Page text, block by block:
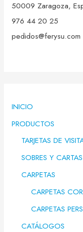
50009 Zaragoza,
976 44 20 25
pedidos@ferysu.com
INICIO
PRODUCTOS
TARJETAS DE
SOBRES Y CARTAS
CARPETAS
CARPETAS
CARPETAS
CATÁLOGOS